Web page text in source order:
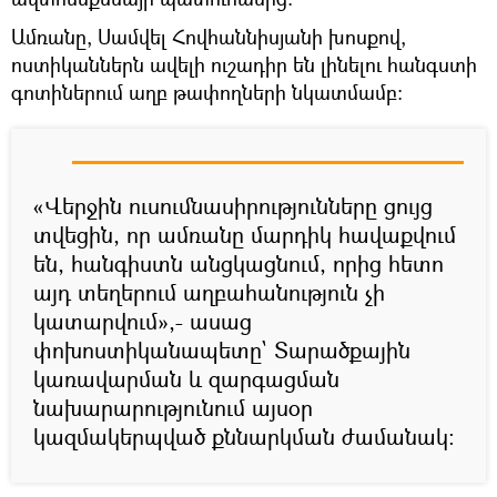
Ամռանը, Սամվել Հովհաննիսյանի խոսքով,
ոստիկաններն ավելի ուշադիր են լինելու հանգստի
գոտիներում աղբ թափողների նկատմամբ։
«Վերջին ուսումնասիրությունները ցույց
տվեցին, որ ամռանը մարդիկ հավաքվում
են, հանգիստն անցկացնում, որից հետո
այդ տեղերում աղբահանություն չի
կատարվում»,- ասաց
փոխոստիկանապետը` Տարածքային
կառավարման և զարգացման
նախարարությունում այսօր
կազմակերպված քննարկման ժամանակ։